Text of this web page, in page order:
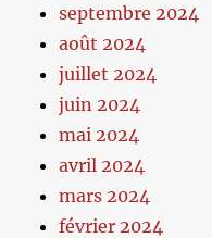
septembre 2024
août 2024
juillet 2024
juin 2024
mai 2024
avril 2024
mars 2024
février 2024